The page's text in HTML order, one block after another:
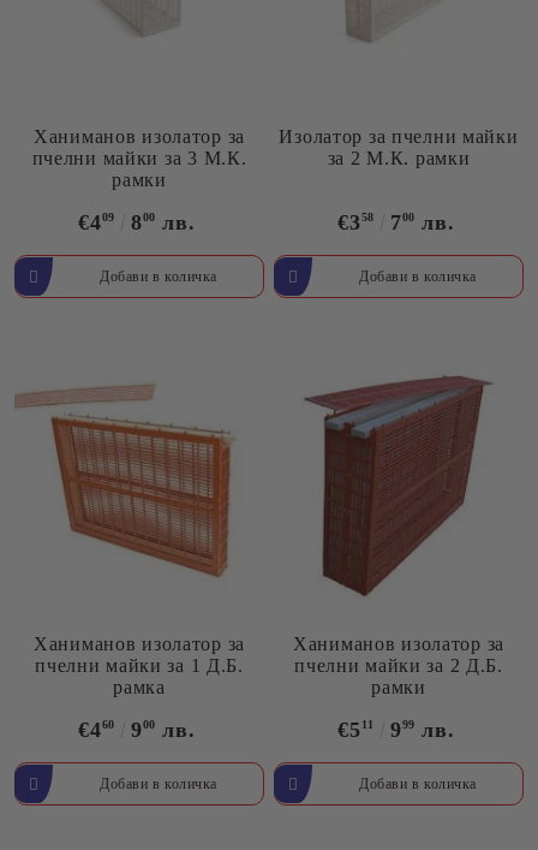
Ханиманов изолатор за
пчелни майки за 3 М.К.
рамки
€409 800 лв.
Изолатор за пчелни майки
за 2 М.К. рамки
€358 700 лв.
Ханиманов изолатор за
пчелни майки за 1 Д.Б.
рамка
€460 900 лв.
Ханиманов изолатор за
пчелни майки за 2 Д.Б.
рамки
€511 999 лв.